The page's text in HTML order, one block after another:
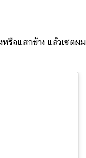
แสกข้าง แล้วเซตผม